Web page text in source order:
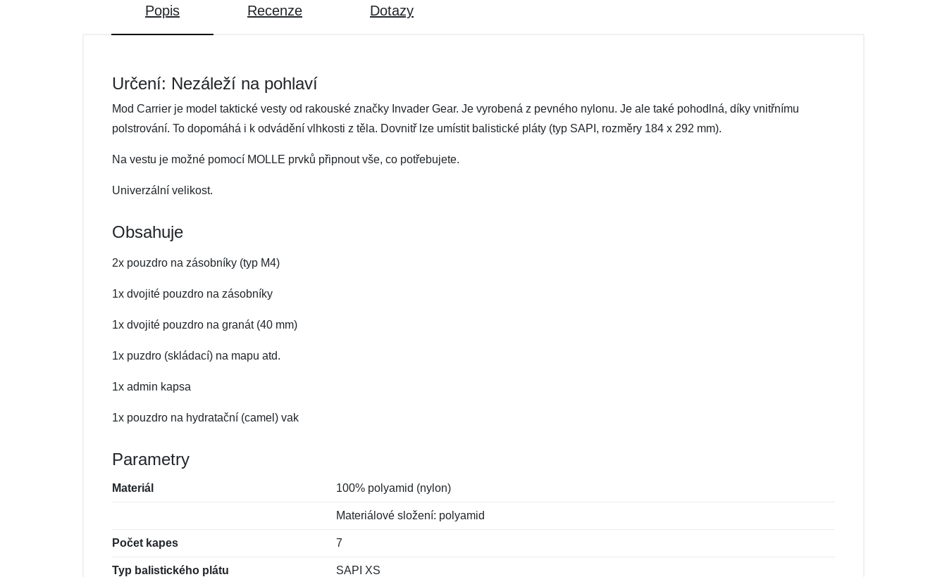
Popis Recenze Dotazy
Určení: Nezáleží na pohlaví
Mod Carrier je model taktické vesty od rakouské značky Invader Gear. Je vyrobená z pevného nylonu. Je ale také pohodlná, díky vnitřnímu
polstrování. To dopomáhá i k odvádění vlhkosti z těla. Dovnitř lze umístit balistické pláty (typ SAPI, rozměry 184 x 292 mm).
Na vestu je možné pomocí MOLLE prvků připnout vše, co potřebujete.
Univerzální velikost.
Obsahuje
2x pouzdro na zásobníky (typ M4)
1x dvojité pouzdro na zásobníky
1x dvojité pouzdro na granát (40 mm)
1x puzdro (skládací) na mapu atd.
1x admin kapsa
1x pouzdro na hydratační (camel) vak
Parametry
Materiál 100% polyamid (nylon)
Materiálové složení: polyamid
Počet kapes 7
Typ balistického plátu SAPI XS